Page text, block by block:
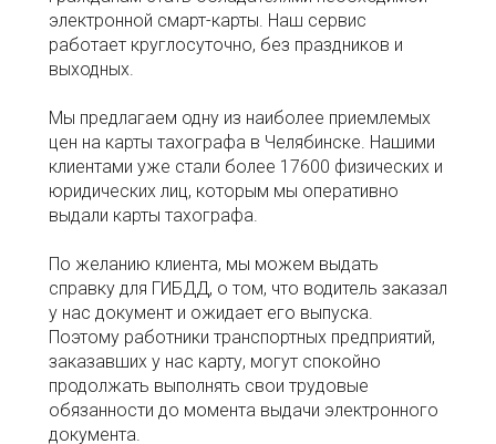
электронной смарт-карты. Наш сервис
работает круглосуточно, без праздников и
выходных.
Мы предлагаем одну из наиболее приемлемых
цен на карты тахографа в Челябинске. Нашими
клиентами уже стали более 17600 физических и
юридических лиц, которым мы оперативно
выдали карты тахографа.
По желанию клиента, мы можем выдать
справку для ГИБДД, о том, что водитель заказал
у нас документ и ожидает его выпуска.
Поэтому работники транспортных предприятий,
заказавших у нас карту, могут спокойно
продолжать выполнять свои трудовые
обязанности до момента выдачи электронного
документа.